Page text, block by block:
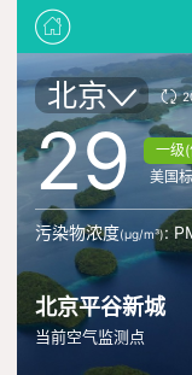
北京
29
一级(
美国
污染物浓度(μg/m³):
北京平谷新城
当前空气监测点